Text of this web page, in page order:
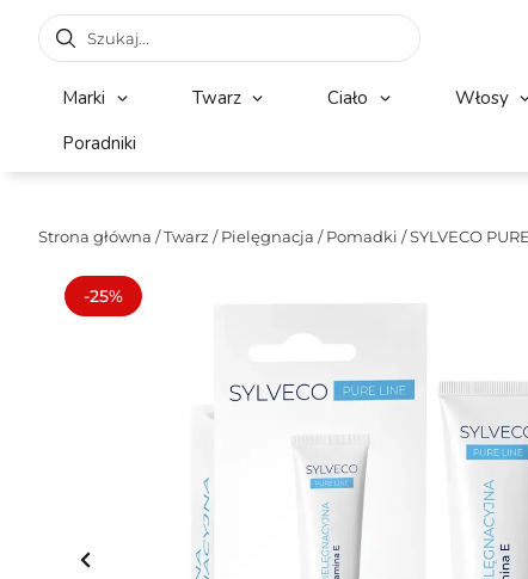
Marki Twarz Ciało Włosy
Poradniki
Strona główna /Twarz /Pielęgnacja /Pomadki / SYLVECO
-25%